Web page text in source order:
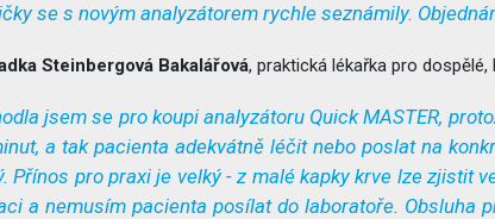
se s novým analyzátorem rychle seznámily.
Steinbergová Bakalářová, praktická lékařka pro dospělé,
jsem se pro koupi analyzátoru Quick MASTER,
a tak pacienta adekvátně léčit nebo poslat na
Přínos pro praxi je velký - z malé kapky krve lze zjistit
a nemusím pacienta posílat do laboratoře. Obsluha